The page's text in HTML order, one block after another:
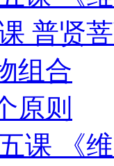
普贤
组合
原则
课 《